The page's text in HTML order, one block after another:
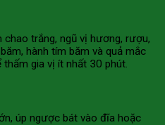
trắng, ngũ vị hương, rượu,
hành tím băm và quả mắc
thấm gia vị ít nhất 30 phút.
úp ngược bát vào đĩa hoặc